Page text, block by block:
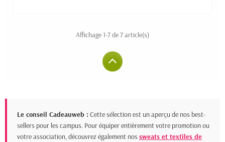
Affichage 1-7 de 7 article(s)
Le conseil Cadeauweb : Cette sélection est un aperçu de nos best-
sellers pour les campus. Pour équiper entièrement votre promotion ou
votre association, découvrez également nossweats et textiles de